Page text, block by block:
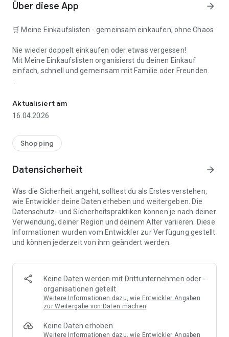
Über diese App arrow_forward
🛒 Meine Einkaufslisten - gemeinsam einkaufen, ohne Chaos
Nie wieder doppelt einkaufen oder etwas vergessen!
Mit Meine Einkaufslisten organisierst du deinen Einkauf
einfach, schnell und gemeinsam mit Familie oder Freunden.
👨‍👩‍👧 Gemeinsame Einkaufslisten in Echtzeit: Alle sehen
⚡ Superschnell & einfach: Liste in Sekunden erstellen und
sofort loslegen.
📱 Immer dabei: Deine Einkaufsliste ist jederzeit auf deinem
🤝 Teilen leicht gemacht: Lade andere ein und erledigt den
Einkauf gemeinsam.
🍳 Zutaten direkt aus Rezepten übernehmen: Importiere
Zutaten von Rezept-Webseiten und verwandle sie
🚀 DEINE VORTEILE IM ALLTAG
* Nie wieder doppelte Einkäufe
* Kein Chaos mehr beim Einkaufen
* Bessere Abstimmung mit Familie & Freunden
* Perfekt für die Essensplanung
Aktualisiert am
16.04.2026
Shopping
Datensicherheit arrow_forward
Was die Sicherheit angeht, solltest du als Erstes verstehen,
wie Entwickler deine Daten erheben und weitergeben. Die
Datenschutz- und Sicherheitspraktiken können je nach deiner
Verwendung, deiner Region und deinem Alter variieren. Diese
Informationen wurden vom Entwickler zur Verfügung gestellt
und können jederzeit von ihm geändert werden.
Keine Daten werden mit Drittunternehmen oder -
organisationen geteilt
Weitere Informationen dazu, wie Entwickler Angaben
zur Weitergabe von Daten machen
Keine Daten erhoben
Weitere Informationen dazu, wie Entwickler Angaben